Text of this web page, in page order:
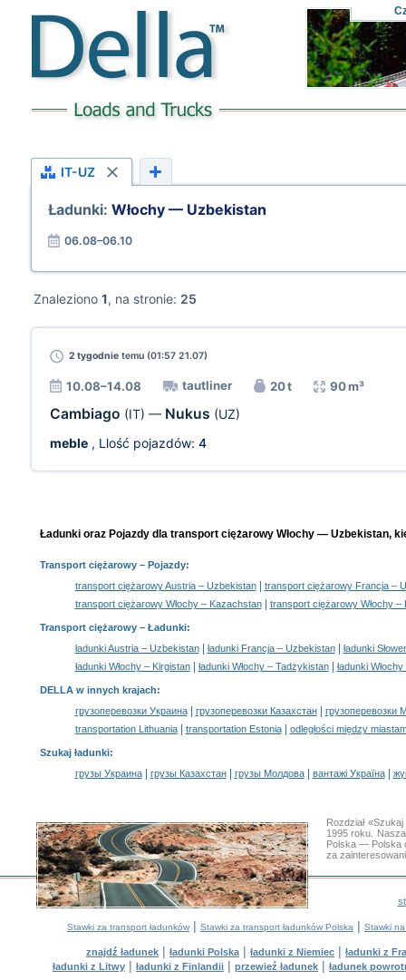
IT-UZ
Ładunki: Włochy — Uzbekistan
06.08–06.10
Znaleziono 1, na stronie: 25
2 tygodnie temu (01:57 21.07)
10.08–14.08 tautliner 20 t 90 m³
Cambiago (IT) — Nukus (UZ)
meble , Llość pojazdów: 4
Ładunki oraz Pojazdy dla transport ciężarowy Włochy — Uzbekistan,
Transport ciężarowy– Pojazdy:
transport ciężarowy Austria – Uzbekistan|
transport ciężarowy Francja –
transport ciężarowy Włochy – Kazachstan| transport ciężarowy Włochy –
Transport ciężarowy – Ładunki:
ładunki Austria – Uzbekistan| ładunki Francja – Uzbekistan|
ładunki
ładunki Włochy – Kirgistan| ładunki Włochy – Tadżykistan| ładunki
DELLA w innych krajach:
грузоперевозки Украина| грузоперевозки Казахстан|
грузоперевозки
transportation Lithuania| transportation Estonia| odległości między
Szukaj ładunki:
грузы Украина| грузы Казахстан| грузы Молдова| вантажі Україна|
Rozdział
1995 roku.
Polska — Polska
za
Stawki za transport ładunków | Stawki za transport ładunków Polska | Stawki
znajdź ładunek | ładunki Polska | ładunki z Niemiec | ładunki z
ładunki z Litwy | ładunki z Finlandii | przewieź ładunek | ładunek